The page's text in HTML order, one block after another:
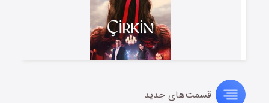
سریال زشتقسمت‌های جدید